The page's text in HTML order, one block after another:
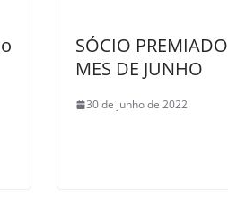
SÓCIO PREMIADO
MES DE JUNHO
30 de junho de 2022